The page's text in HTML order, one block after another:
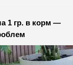
1 гр. в корм —